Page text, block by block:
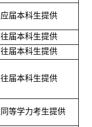
届本科生提供
届本科生提供
届本科生提供
届本科生提供
等学力考生提供